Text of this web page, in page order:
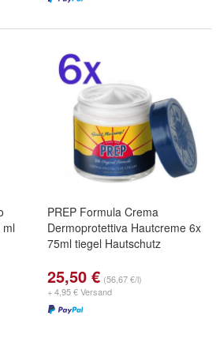
PREP Formula Crema
Dermoprotettiva Hautcreme 6x
75ml tiegel Hautschutz
25,50 € (56,67 €/l)
+ 4,95 € Versand